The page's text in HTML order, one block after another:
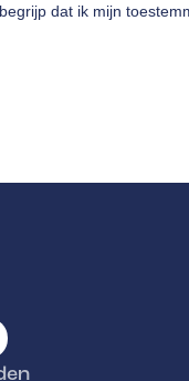
begrijp dat ik mijn